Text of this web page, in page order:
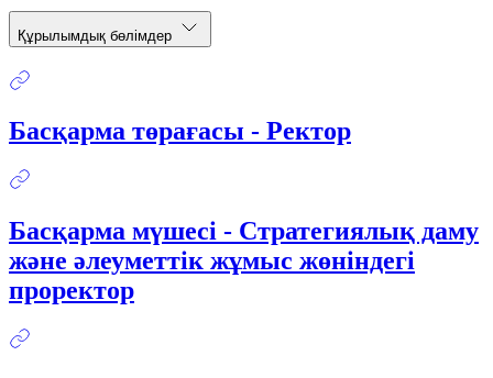
Құрылымдық бөлімдер
Басқарма төрағасы - Ректор
Басқарма мүшесі - Стратегиялық даму
және әлеуметтік жұмыс жөніндегі
проректор